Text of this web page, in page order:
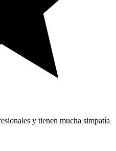
y tienen mucha simpatía